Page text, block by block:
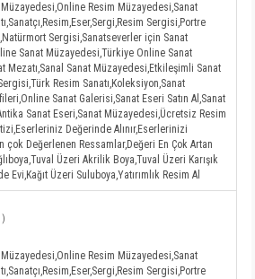
Müzayedesi,Online Resim Müzayedesi,Sanat
Sergisi,Portre
Sergisi,Sanatseverler için Sanat
Sanat Müzayedesi,Türkiye Online Sanat
Mezatı,Sanal Sanat Müzayedesi,Etkileşimli Sanat
Resim Sanatı,Koleksiyon,Sanat
Sanat Galerisi,Sanat Eseri Satın Al,Sanat
Sanat Eseri,Sanat Müzayedesi,Ücretsiz Resim
Değerinde Alınır,Eserlerinizi
çok Değerlenen Ressamlar,Değeri En Çok Artan
Üzeri Akrilik Boya,Tuval Üzeri Karışık
Üzeri Suluboya,Yatırımlık Resim Al
)
Müzayedesi,Online Resim Müzayedesi,Sanat
Sergisi,Portre